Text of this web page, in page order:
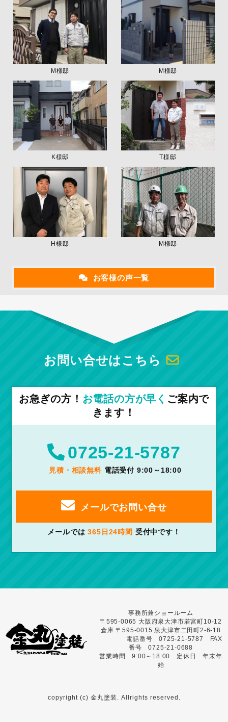
M様邸 M様邸
K様邸 T様邸
H様邸 M様邸
お客様の声一覧
お問い合せはこちら
お急ぎの方！ お電話の方が早く ご案内で
きます！
0725-21-5787
見積・相談無料 電話受付 9:00～18:00
メールでお問い合せ
メールでは 365日24時間 受付中です！
事務所兼ショールーム
〒595-0065 大阪府泉大津市若宮町10-12
倉庫 〒595-0015 泉大津市二田町2-6-18
電話番号 0725-21-5787 FAX
番号 0725-21-0688
営業時間 9:00～18:00 定休日 年末年
始
copyright (c) 金丸塗装. Allrights reserved.